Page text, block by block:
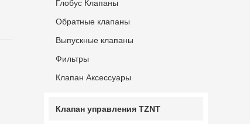
Глобус Клапаны
Обратные клапаны
Выпускные клапаны
Фильтры
Клапан Аксессуары
Клапан управления TZNT